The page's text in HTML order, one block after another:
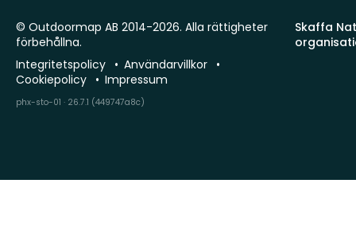
Skaffa
© Outdoormap AB 2014-2026. Alla rättigheter
förbehållna.
Integritetspolicy
Användarvillkor
Cookiepolicy
Impressum
phx-sto-01 · 26.7.1 (449747a8c)